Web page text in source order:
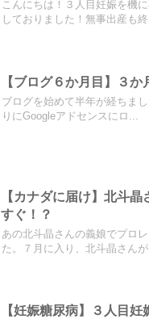
こんにちは！３人目妊娠を機
しておりました！無事出産も
【ブログ６か月目】３
ブログを始めて半年が経ちま
りにGoogleアドセンスにロ...
【カナダに届け】北斗
すぐ！？
あの北斗晶さんの義娘でプロ
た。７月に入り、北斗晶さんが
【妊娠糖尿病】３人目